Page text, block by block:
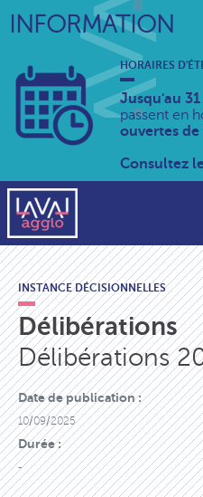
INFORMATION
HORAIRES
Jusqu'au
passent en
ouvertes de
Consultez
INSTANCE DÉCISIONNELLES
Délibérations
Délibérations
Date de publication :
10/09/2025
Durée :
-